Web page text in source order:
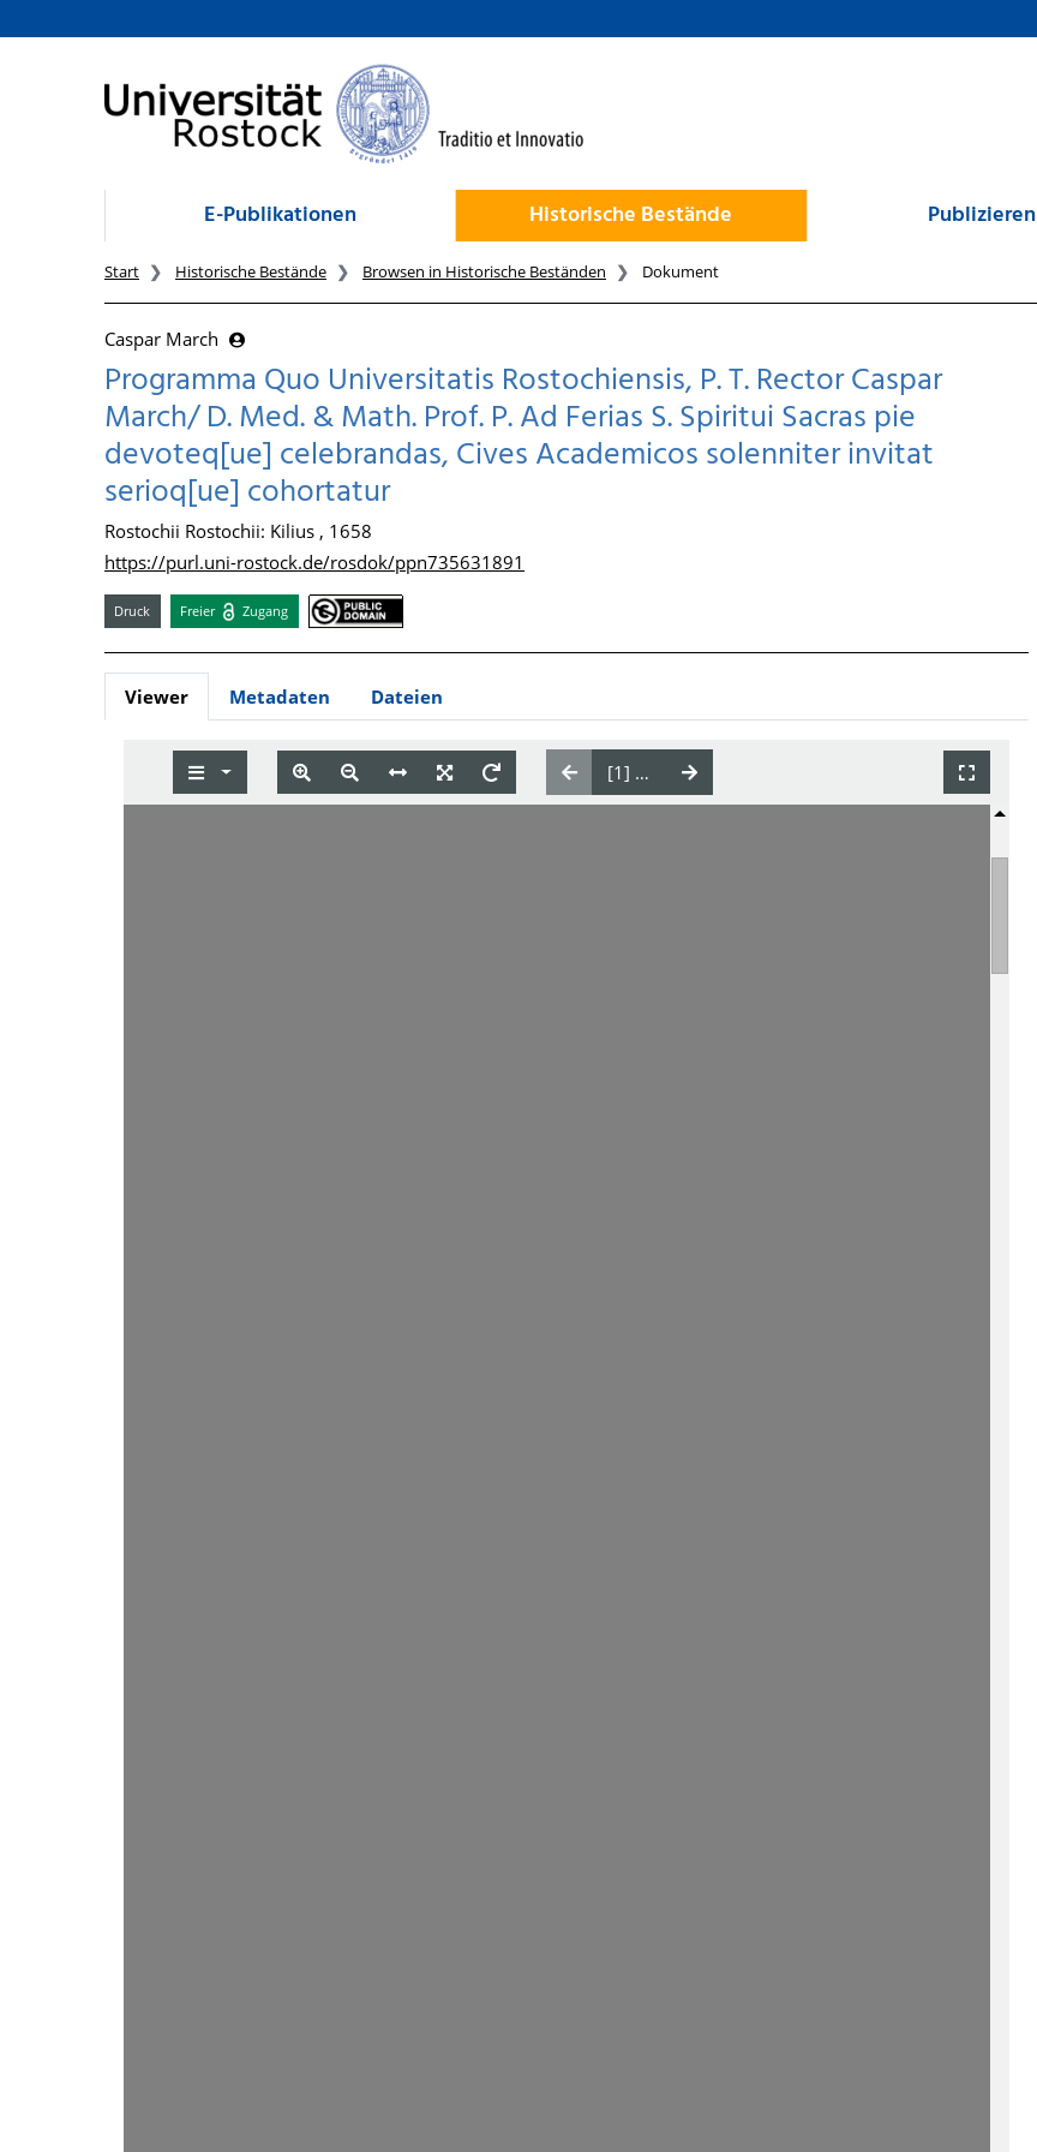
zum Inhalt
E-Publikationen Historische Bestände Publizieren
Start Historische Bestände Browsen in Historische Beständen Dokument
Caspar March
Programma Quo Universitatis Rostochiensis, P. T. Rector Caspar
March/ D. Med. & Math. Prof. P. Ad Ferias S. Spiritui Sacras pie
devoteq[ue] celebrandas, Cives Academicos solenniter invitat
serioq[ue] cohortatur
Rostochii Rostochii: Kilius , 1658
https://purl.uni-rostock.de/rosdok/ppn735631891
Druck Freier Zugang
Viewer Metadaten Dateien